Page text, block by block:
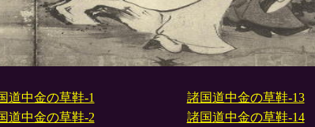
道中金の草鞋-1
諸国道中金の草鞋-13
道中金の草鞋-2
諸国道中金の草鞋-14